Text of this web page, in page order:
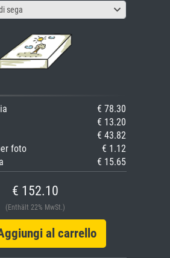
sega
€ 78.30
€ 13.20
€ 43.82
foto
€ 1.12
€ 15.65
€ 152.10
(Enthält 22% MwSt.)
al carrello